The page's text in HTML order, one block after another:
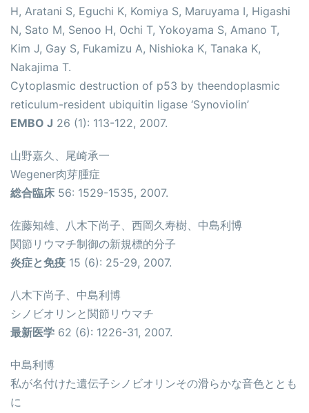
H, Aratani S, Eguchi K, Komiya S, Maruyama I, Higashi
N, Sato M, Senoo H, Ochi T, Yokoyama S, Amano T,
Kim J, Gay S, Fukamizu A, Nishioka K, Tanaka K,
Nakajima T.
Cytoplasmic destruction of p53 by theendoplasmic
reticulum-resident ubiquitin ligase ‘Synoviolin’
EMBO J 26 (1): 113-122, 2007.
山野嘉久、尾崎承一
Wegener肉芽腫症
総合臨床 56: 1529-1535, 2007.
佐藤知雄、八木下尚子、西岡久寿樹、中島利博
関節リウマチ制御の新規標的分子
炎症と免疫 15 (6): 25-29, 2007.
八木下尚子、中島利博
シノビオリンと関節リウマチ
最新医学 62 (6): 1226-31, 2007.
中島利博
私が名付けた遺伝子シノビオリンその滑らかな音色ととも
に